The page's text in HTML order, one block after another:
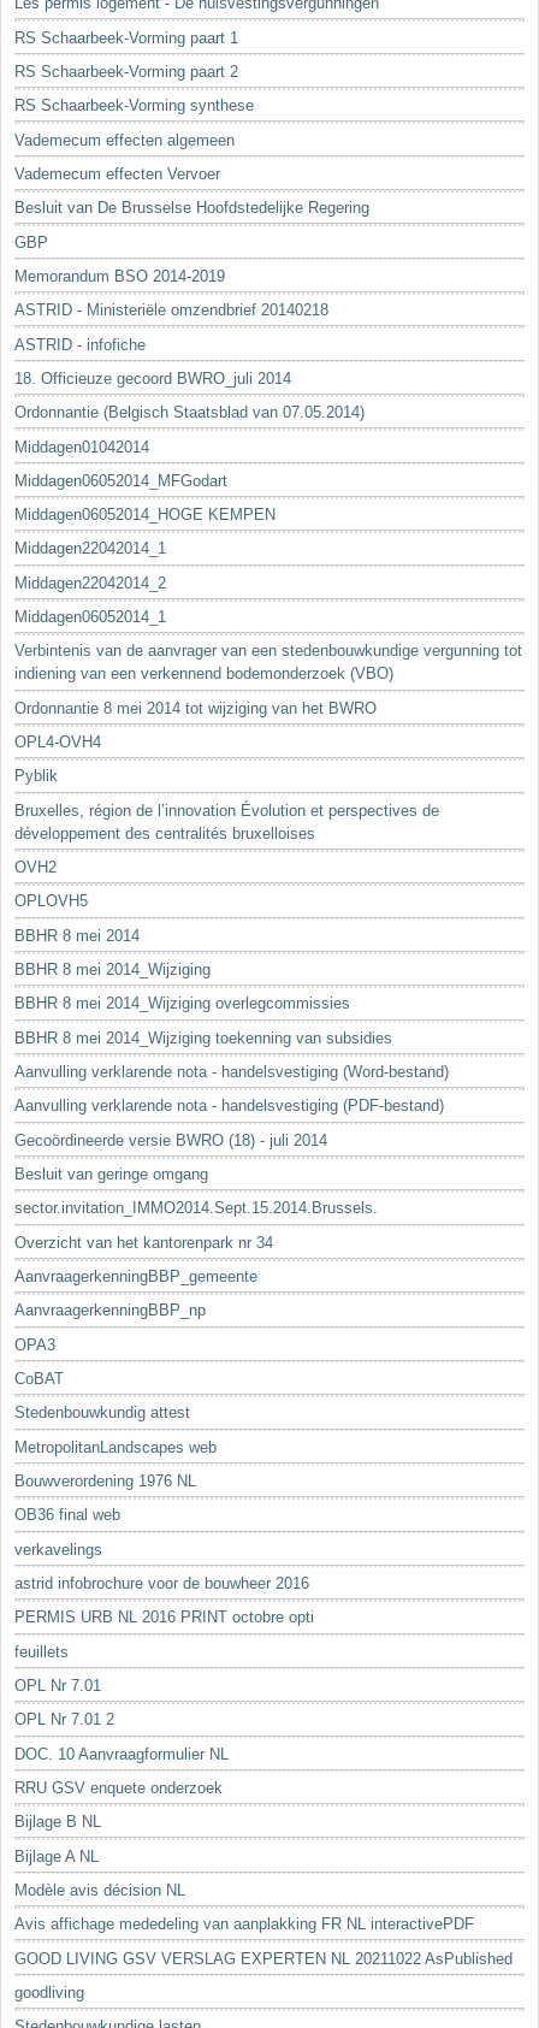
RS Schaarbeek-Vorming paart 1
RS Schaarbeek-Vorming paart 2
RS Schaarbeek-Vorming synthese
Vademecum effecten algemeen
Vademecum effecten Vervoer
Besluit van De Brusselse Hoofdstedelijke Regering
GBP
Memorandum BSO 2014-2019
ASTRID - Ministeriële omzendbrief 20140218
ASTRID - infofiche
18. Officieuze gecoord BWRO_juli 2014
Ordonnantie (Belgisch Staatsblad van 07.05.2014)
Middagen01042014
Middagen06052014_MFGodart
Middagen06052014_HOGE KEMPEN
Middagen22042014_1
Middagen22042014_2
Middagen06052014_1
Verbintenis van de aanvrager van een stedenbouwkundige vergunning tot
indiening van een verkennend bodemonderzoek (VBO)
Ordonnantie 8 mei 2014 tot wijziging van het BWRO
OPL4-OVH4
Pyblik
Bruxelles, région de l’innovation Évolution et perspectives de
développement des centralités bruxelloises
OVH2
OPLOVH5
BBHR 8 mei 2014
BBHR 8 mei 2014_Wijziging
BBHR 8 mei 2014_Wijziging overlegcommissies
BBHR 8 mei 2014_Wijziging toekenning van subsidies
Aanvulling verklarende nota - handelsvestiging (Word-bestand)
Aanvulling verklarende nota - handelsvestiging (PDF-bestand)
Gecoördineerde versie BWRO (18) - juli 2014
Besluit van geringe omgang
sector.invitation_IMMO2014.Sept.15.2014.Brussels.
Overzicht van het kantorenpark nr 34
AanvraagerkenningBBP_gemeente
AanvraagerkenningBBP_np
OPA3
CoBAT
Stedenbouwkundig attest
MetropolitanLandscapes web
Bouwverordening 1976 NL
OB36 final web
verkavelings
astrid infobrochure voor de bouwheer 2016
PERMIS URB NL 2016 PRINT octobre opti
feuillets
OPL Nr 7.01
OPL Nr 7.01 2
DOC. 10 Aanvraagformulier NL
RRU GSV enquete onderzoek
Bijlage B NL
Bijlage A NL
Modèle avis décision NL
Avis affichage mededeling van aanplakking FR NL interactivePDF
GOOD LIVING GSV VERSLAG EXPERTEN NL 20211022 AsPublished
goodliving